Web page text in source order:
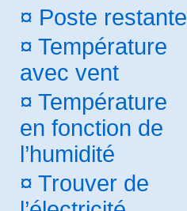
¤ Poste restante
¤ Température
avec vent
¤ Température
en fonction de
l’humidité
¤ Trouver de